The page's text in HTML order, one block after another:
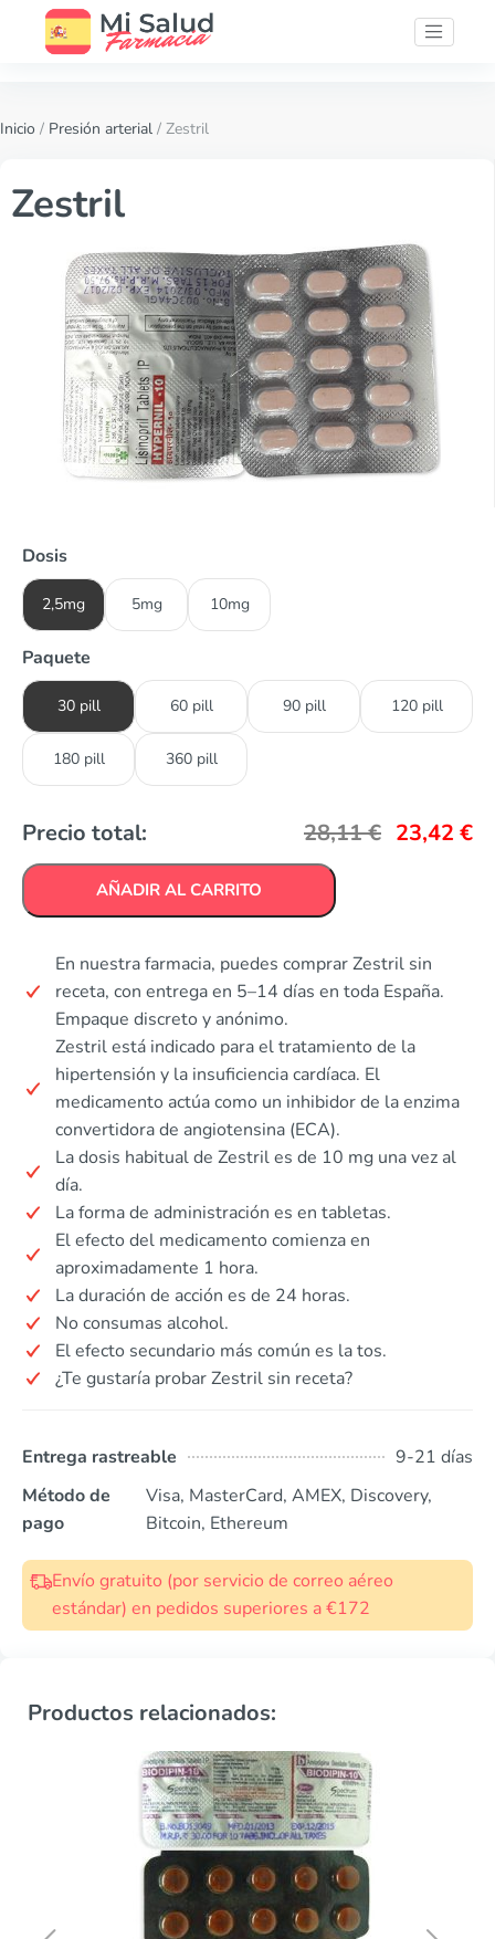
Inicio / Presión arterial / Zestril
Zestril
Dosis
2,5mg 5mg 10mg
Paquete
30 pill 60 pill 90 pill 120 pill
180 pill 360 pill
Precio total: 28,11€ 23,42 €
AÑADIR AL CARRITO
En nuestra farmacia, puedes comprar Zestril sin
receta, con entrega en 5–14 días en toda España.
Empaque discreto y anónimo.
Zestril está indicado para el tratamiento de la
hipertensión y la insuficiencia cardíaca. El
medicamento actúa como un inhibidor de la enzima
convertidora de angiotensina (ECA).
La dosis habitual de Zestril es de 10 mg una vez al
día.
La forma de administración es en tabletas.
El efecto del medicamento comienza en
aproximadamente 1 hora.
La duración de acción es de 24 horas.
No consumas alcohol.
El efecto secundario más común es la tos.
¿Te gustaría probar Zestril sin receta?
Entrega rastreable
9-21 días
Método de
pago
Visa, MasterCard, AMEX, Discovery,
Bitcoin, Ethereum
Envío gratuito (por servicio de correo aéreo
estándar) en pedidos superiores a €172
Productos relacionados: